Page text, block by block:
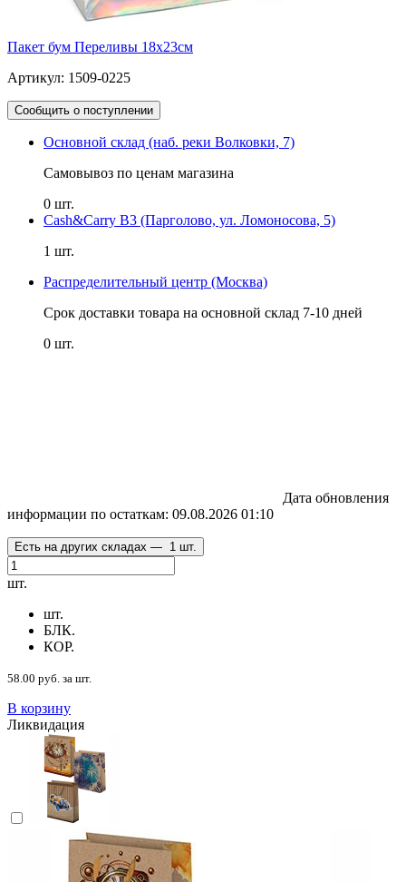
Пакет бум Переливы 18х23см
Артикул: 1509-0225
Сообщить о поступлении
Основной склад (наб. реки Волковки, 7)
Самовывоз по ценам магазина
0 шт.
Cash&Carry B3 (Парголово, ул. Ломоносова, 5)
1 шт.
Распределительный центр (Москва)
Срок доставки товара на основной склад 7-10 дней
0 шт.
Дата обновления
информации по остаткам: 09.08.2026 01:10
Есть на других складах — 1 шт.
шт.
шт.
БЛК.
КОР.
58.00 руб. за шт.
В корзину
Ликвидация